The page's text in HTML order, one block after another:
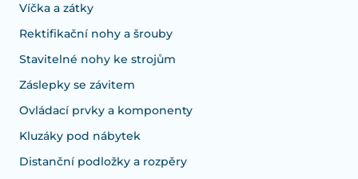
Víčka a zátky
Rektifikační nohy a šrouby
Stavitelné nohy ke strojům
Záslepky se závitem
Ovládací prvky a komponenty
Kluzáky pod nábytek
Distanční podložky a rozpěry